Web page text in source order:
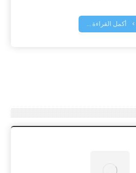
أكمل القراءة ...